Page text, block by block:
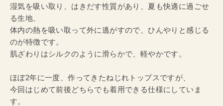
湿気を吸い取り、はきだす性質があり、夏も快適に過ごせ
る生地、
体内の熱を吸い取って外に逃がすので、ひんやりと感じる
のが特徴です。
肌ざわりはシルクのように滑らかで、軽やかです。
ほぼ2年に一度、作ってきたねじれトップスですが、
今回はじめて前後どちらでも着用できる仕様にしていま
す。